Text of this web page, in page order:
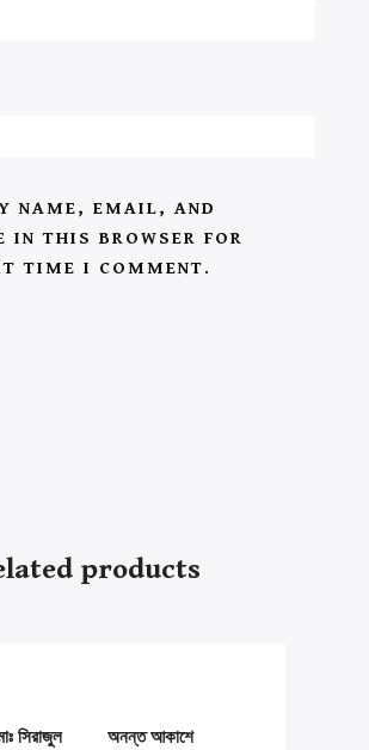
NAME, EMAIL, AND
IN THIS BROWSER FOR
TIME I COMMENT.
products
সিরাজুল
অনন্ত আকাশে